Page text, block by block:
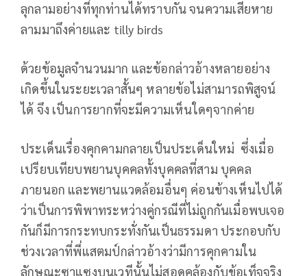
ลุกลามอย่างที่ทุกท่านได้ทราบกัน จนความเสียหาย
ลามมาถึงค่ายและ tilly birds
ด้วยข้อมูลจำนวนมาก และข้อกล่าวอ้างหลายอย่าง
เกิดขึ้นในระยะเวลาสั้นๆ หลายข้อไม่สามารถพิสูจน์
ได้ จึง เป็นการยากที่จะมีความเห็นใดๆจากค่าย
ประเด็นเรื่องคุกคามกลายเป็นประเด็นใหม่ ซึ่งเมื่อ
เปรียบเทียบพยานบุคคลทั้งบุคคลที่สาม บุคคล
ภายนอก และพยานแวดล้อมอื่นๆ ค่อนข้างเห็นไปได้
ว่าเป็นการพิพาทระหว่างคู่กรณีที่ไม่ถูกกันเมื่อพบเจอ
กันก็มีการกระทบกระทั่งกันเป็นธรรมดา ประกอบกับ
ช่วงเวลาที่พี่แสตมป์กล่าวอ้างว่ามีการคุกคามใน
ลักษณะซาแซงบนเวทีนั้นไม่สอดคล้องกับข้อเท็จจริง